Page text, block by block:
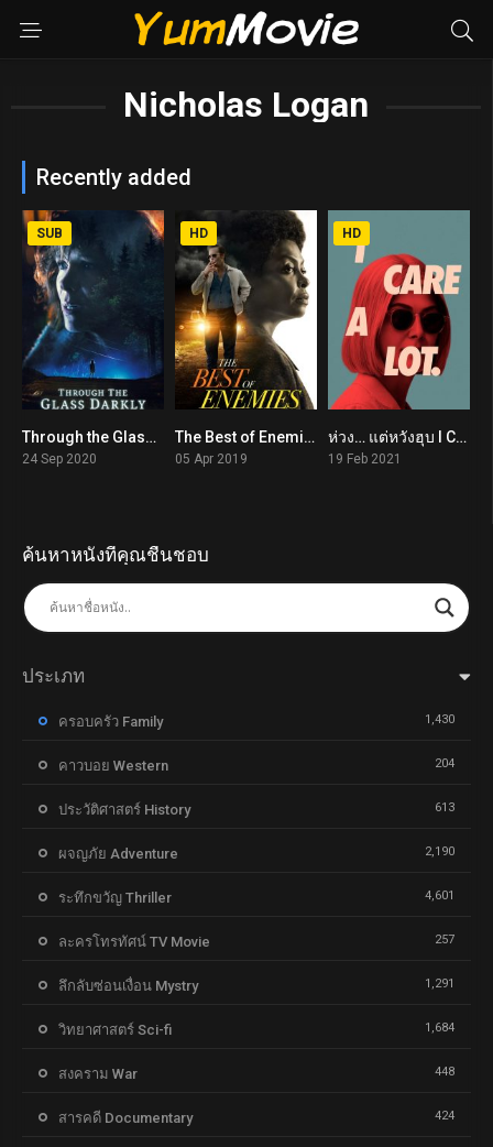
Nicholas Logan
Recently added
6.2
SUB
Through the Glass Darkly (2020)
24 Sep 2020
7.2
HD
The Best of Enemies (2019)
05 Apr 2019
6.2
HD
ห่วง… แต่หวังฮุบ I Care a Lot (2021)
19 Feb 2021
ค้นหาหนังที่คุณชื่นชอบ
ประเภท
ครอบครัว Family 1,430
คาวบอย Western 204
ประวัติศาสตร์ History 613
ผจญภัย Adventure 2,190
ระทึกขวัญ Thriller 4,601
ละครโทรทัศน์ TV Movie 257
ลึกลับซ่อนเงื่อน Mystry 1,291
วิทยาศาสตร์ Sci-fi 1,684
สงคราม War 448
สารคดี Documentary 424